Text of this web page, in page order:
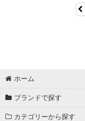
ホーム
ブランドで探す
カテゴリーから探す